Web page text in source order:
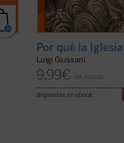
Por qué la
Luigi Giussani
9,99€ IVA incluido
disponible en ebook: